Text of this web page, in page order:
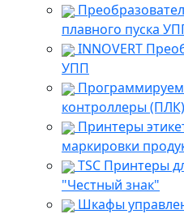
плавного пуска
INNOVERT
УПП
контроллеры
Принтеры
маркировки
TSC Принтеры
"Честный знак"
Шкафы